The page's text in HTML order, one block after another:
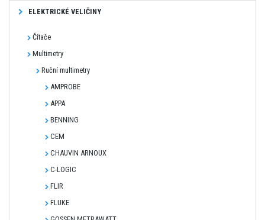
ELEKTRICKÉ VELIČINY
Čítače
Multimetry
Ruční multimetry
AMPROBE
APPA
BENNING
CEM
CHAUVIN ARNOUX
C-LOGIC
FLIR
FLUKE